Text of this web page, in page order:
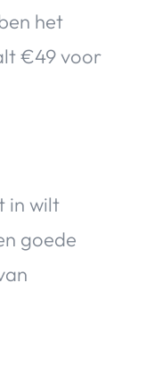
het
€49 voor
in wilt
goede